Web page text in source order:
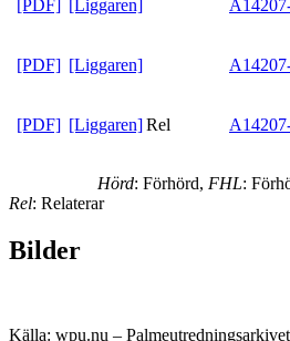
[PDF] [Liggaren]
[PDF] [Liggaren]
[PDF] [Liggaren]Rel
Hörd: Förhörd, FHL:
Rel: Relaterar
Bilder
Källa: wpu.nu –